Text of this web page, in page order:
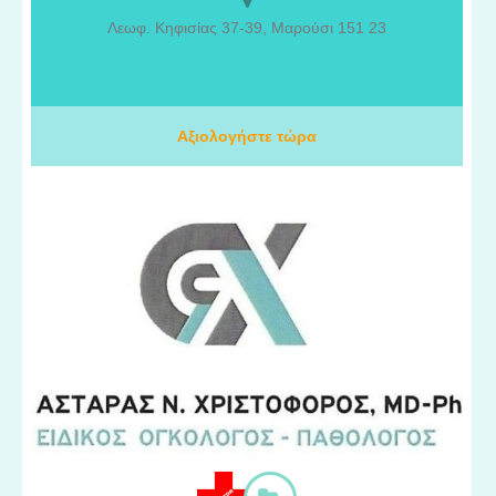
σύγχρονη ιατρική προσέγγιση, αντιμετωπίζει ορθοπαιδικές
αθλητικών κακώσεων. Κάθε περιστατικό αξιολογείται
εξατομικευμένα, με στόχο την επιλογή της κατάλληλης
συντηρητικής ή χειρουργικής αντιμετώπισης, ανάλογα με τις
Λεωφ. Κηφισίας 37-39, Μαρούσι 151 23
Αξιολογήστε τώρα